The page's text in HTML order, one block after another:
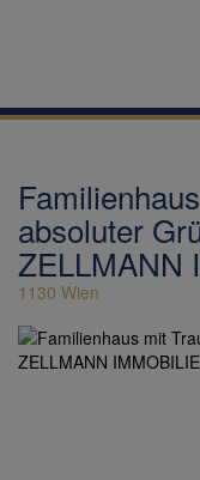
absoluter
ZELLMANN
1130 Wien